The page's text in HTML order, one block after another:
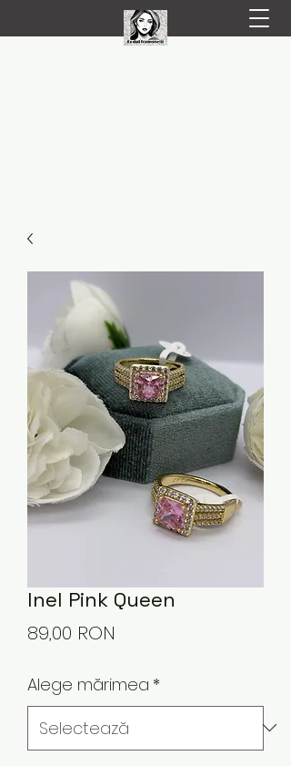
Inel Pink Queen
89,00 RON
Alege mărimea *